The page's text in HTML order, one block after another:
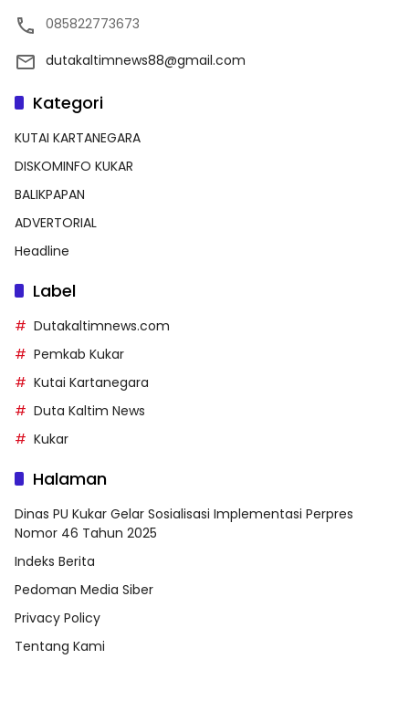
085822773673
dutakaltimnews88@gmail.com
Kategori
KUTAI KARTANEGARA
DISKOMINFO KUKAR
BALIKPAPAN
ADVERTORIAL
Headline
Label
Dutakaltimnews.com
Pemkab Kukar
Kutai Kartanegara
Duta Kaltim News
Kukar
Halaman
Dinas PU Kukar Gelar Sosialisasi Implementasi Perpres
Nomor 46 Tahun 2025
Indeks Berita
Pedoman Media Siber
Privacy Policy
Tentang Kami